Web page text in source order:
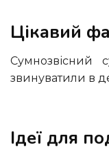
Цікавий
Сумнозвісний судовий процес над Альфредом Дрейфусом, офіцером, якого в 1894 р. несправедливо
звинуватили в
Ідеї для